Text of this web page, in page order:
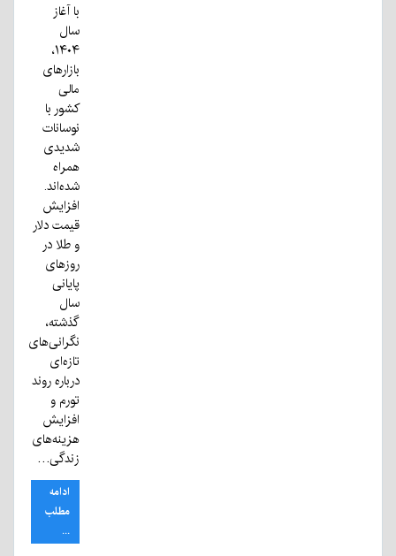
با آغاز
سال
۱۴۰۴،
بازارهای
مالی
کشور با
نوسانات
شدیدی
همراه
شده‌اند.
افزایش
قیمت دلار
و طلا در
روزهای
پایانی
سال
گذشته،
نگرانی‌های
تازه‌ای
درباره روند
تورم و
افزایش
هزینه‌های
زندگی…
ادامه
مطلب
...